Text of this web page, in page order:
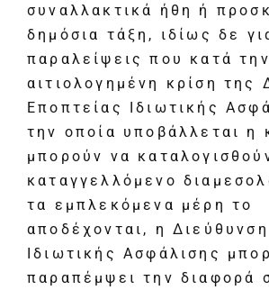
συναλλακτικά ήθη ή
δημόσια τάξη, ιδίως δε
παραλείψεις που κατά την
αιτιολογημένη κρίση της
Εποπτείας Ιδιωτικής
την οποία υποβάλλεται η
μπορούν να
καταγγελλόμενο
τα εμπλεκόμενα μέρη το
αποδέχονται, η
Ιδιωτικής Ασφάλισης
παραπέμψει την διαφορά